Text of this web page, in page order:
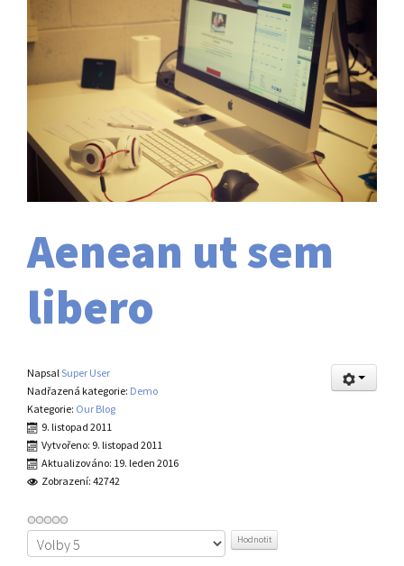
Aenean ut sem
libero
Napsal Super User
Nadřazená kategorie: Demo
Kategorie: Our Blog
9. listopad 2011
Vytvořeno: 9. listopad 2011
Aktualizováno: 19. leden 2016
Zobrazení: 42742
Hodnoťte
prosím